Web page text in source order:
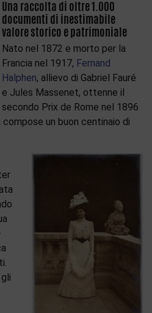
Una raccolta di oltre 1.000
documenti di inestimabile
valore storico e patrimoniale
Nato nel 1872 e morto per la
Francia nel 1917, Fernand
Halphen, allievo di Gabriel Fauré
e Jules Massenet, ottenne il
secondo Prix de Rome nel 1896
un buon centinaio di